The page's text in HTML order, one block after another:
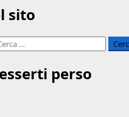
sito
perso